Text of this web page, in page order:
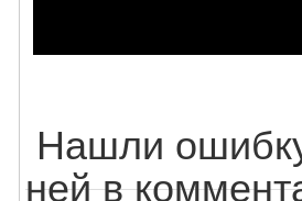
Нашли
ней в